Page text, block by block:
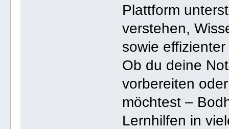
Plattform
verstehen,
sowie
Ob du deine
vorbereiten
möchtest –
Lernhilfen in